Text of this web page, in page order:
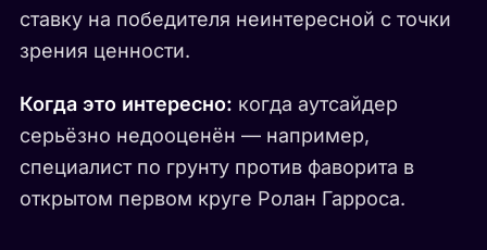
ставку на победителя неинтересной с точки
зрения ценности.
Когда это интересно: когда аутсайдер
серьёзно недооценён — например,
специалист по грунту против фаворита в
открытом первом круге Ролан Гарроса.